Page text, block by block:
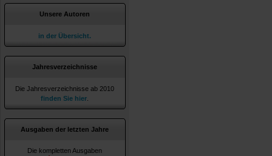
Unsere Autoren
in der Übersicht.
Jahresverzeichnisse
Die Jahresverzeichnisse ab 2010
finden Sie hier
Ausgaben der letzten Jahre
Die kompletten Ausgaben